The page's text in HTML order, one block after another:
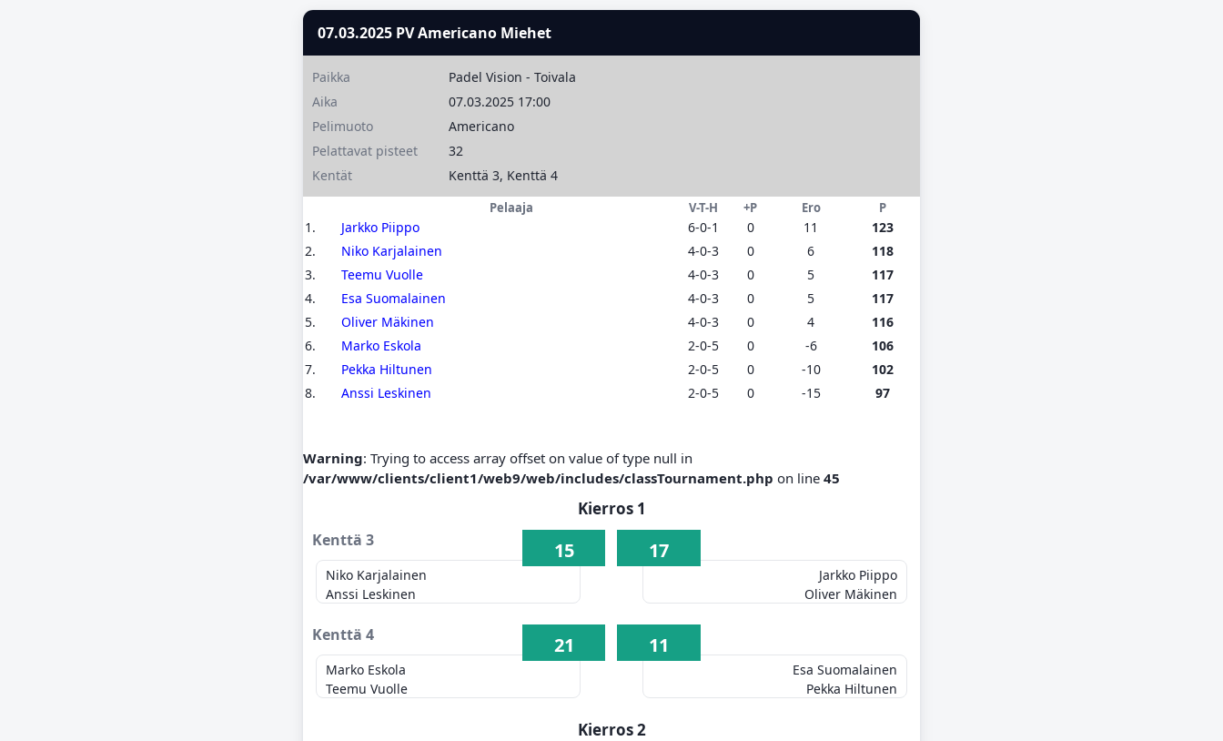
07.03.2025 PV Americano Miehet
Paikka
Padel Vision - Toivala
Aika
07.03.2025 17:00
Pelimuoto
Americano
Pelattavat pisteet
32
Kentät
Kenttä 3, Kenttä 4
Pelaaja V-T-H +P Ero P
1. Jarkko Piippo 6-0-1 0 11
123
2.
Niko Karjalainen 4-0-3 0 6
118
3.
Teemu Vuolle 4-0-3 0 5
117
4.
Esa Suomalainen 4-0-3 0 5
117
5.
Oliver Mäkinen 4-0-3 0 4
116
6.
Marko Eskola 2-0-5 0 -6
106
7.
Pekka Hiltunen 2-0-5 0 -10
102
8.
Anssi Leskinen 2-0-5 0 -15 97
Warning: Trying to access array offset on value of type null in
/var/www/clients/client1/web9/web/includes/classTournament.php on line 45
Kierros 1
Kenttä 3
Niko Karjalainen
Anssi Leskinen
15 17
Jarkko Piippo
Oliver Mäkinen
Kenttä 4
Marko Eskola
Teemu Vuolle
21 11
Esa Suomalainen
Pekka Hiltunen
Kierros 2